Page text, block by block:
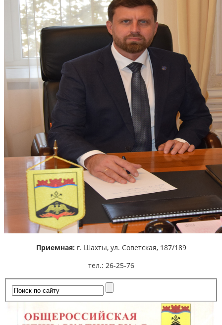
Приемная: г. Шахты, ул. Советская, 187/189
тел.: 26-25-76